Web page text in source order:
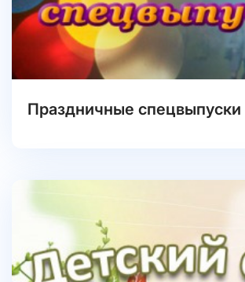
Праздничные спецвыпуски